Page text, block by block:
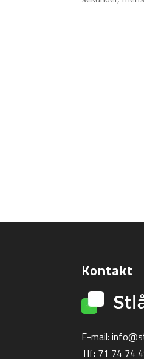
Kontakt
E-mail:
Tlf: 71 74 74